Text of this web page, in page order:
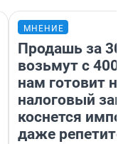
МНЕНИЕ
Продашь за
возьмут с
нам готовит
налоговый
коснется
даже